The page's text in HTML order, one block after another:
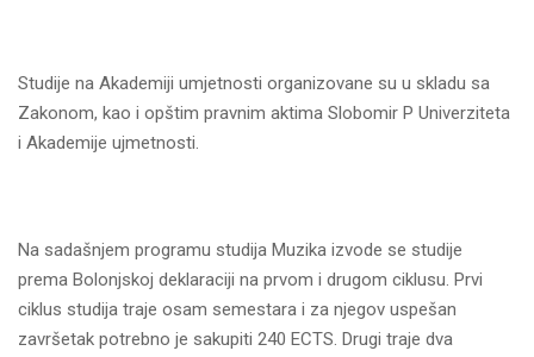
Studije na Akademiji umjetnosti organizovane su u skladu sa
Zakonom, kao i opštim pravnim aktima Slobomir P Univerziteta
i Akademije ujmetnosti.
Na sadašnjem programu studija Muzika izvode se studije
prema Bolonjskoj deklaraciji na prvom i drugom ciklusu. Prvi
ciklus studija traje osam semestara i za njegov uspešan
završetak potrebno je sakupiti 240 ECTS. Drugi traje dva